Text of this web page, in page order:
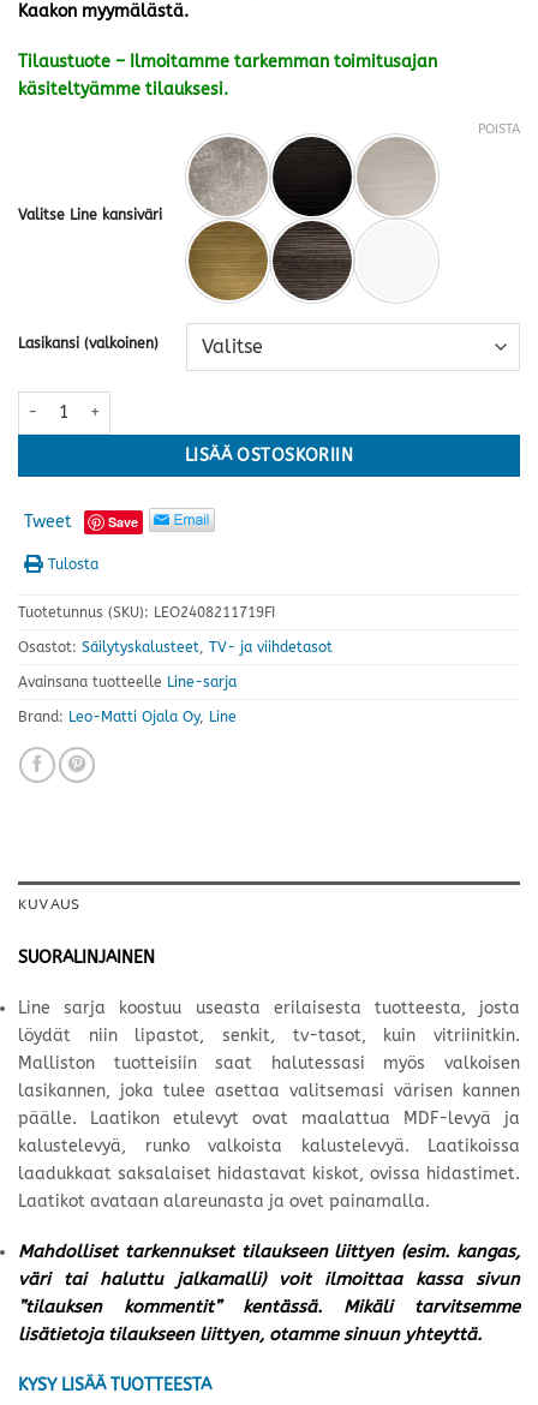
Kaakon myymälästä.
Tilaustuote – Ilmoitamme tarkemman toimitusajan
käsiteltyämme tilauksesi.
Valitse Line kansiväri
Lasikansi (valkoinen)
POISTA
Line taso nro 12 · useita värejä määrä
LISÄÄ OSTOSKORIIN
Tweet Save
Tulosta
Tuotetunnus (SKU): LEO2408211719FI
Osastot: Säilytyskalusteet TV- ja viihdetasot
Avainsana tuotteelle Line-sarja
Brand: Leo-Matti Ojala Oy, Line
KUVAUS
SUORALINJAINEN
Line sarja koostuu useasta erilaisesta tuotteesta, josta
löydät niin lipastot, senkit, tv-tasot, kuin vitriinitkin.
Malliston tuotteisiin saat halutessasi myös valkoisen
lasikannen, joka tulee asettaa valitsemasi värisen kannen
päälle. Laatikon etulevyt ovat maalattua MDF-levyä ja
kalustelevyä, runko valkoista kalustelevyä. Laatikoissa
laadukkaat saksalaiset hidastavat kiskot, ovissa hidastimet.
Laatikot avataan alareunasta ja ovet painamalla.
Mahdolliset tarkennukset tilaukseen liittyen (esim. kangas,
väri tai haluttu jalkamalli) voit ilmoittaa kassa sivun
”tilauksen kommentit” kentässä. Mikäli tarvitsemme
lisätietoja tilaukseen liittyen, otamme sinuun yhteyttä.
KYSY LISÄÄ TUOTTEESTA